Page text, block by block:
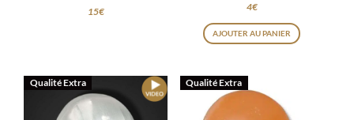
15€
4€
AJOUTER AU PANIER
Qualité Extra Qualité Extra